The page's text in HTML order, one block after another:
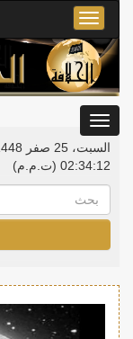
Toggle
navigation
السبت، 25 صفر 1448هـ | 08 أغسطس 2026م |
02:34:12 (ت.م.م)